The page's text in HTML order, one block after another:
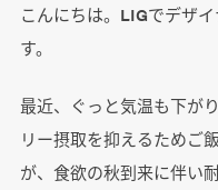
こんにちは。LIGでデザ
す。
最近、ぐっと気温も下が
リー摂取を抑えるためご
が、食欲の秋到来に伴い